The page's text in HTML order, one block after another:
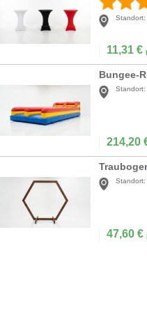
Standort:
11,31 €
Standort:
214,20
Standort:
47,60 €